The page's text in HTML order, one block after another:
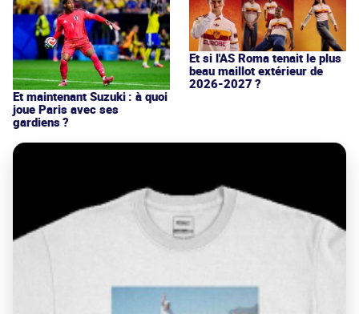
Et maintenant Suzuki : à quoi
joue Paris avec ses
gardiens ?
Et si l'AS Roma tenait le plus
beau maillot extérieur de
2026-2027 ?